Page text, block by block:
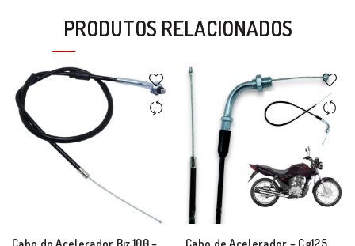
PRODUTOS RELACIONADOS